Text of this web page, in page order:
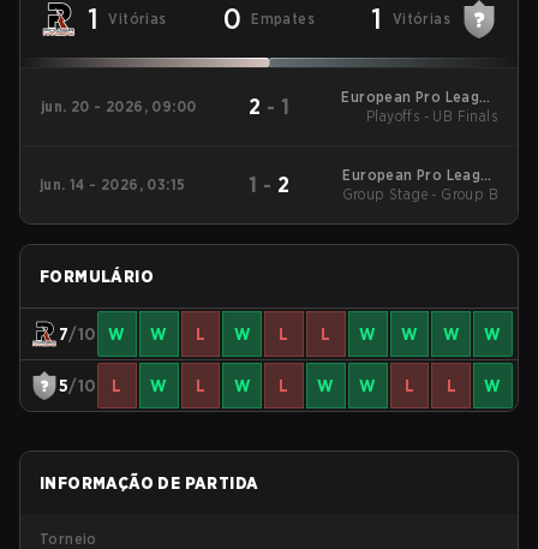
1 Vitórias 0 Empates 1 Vitórias
jun. 20 - 2026, 09:00 2 - 1
European Pro League
Season 38 2026
Playoffs - UB Finals
jun. 14 - 2026, 03:15 1 - 2
European Pro League
Season 38 2026
Group Stage - Group B
FORMULÁRIO
7/10 W W L W L L W W W W
5/10 L W L W L W W L L W
INFORMAÇÃO DE PARTIDA
Torneio